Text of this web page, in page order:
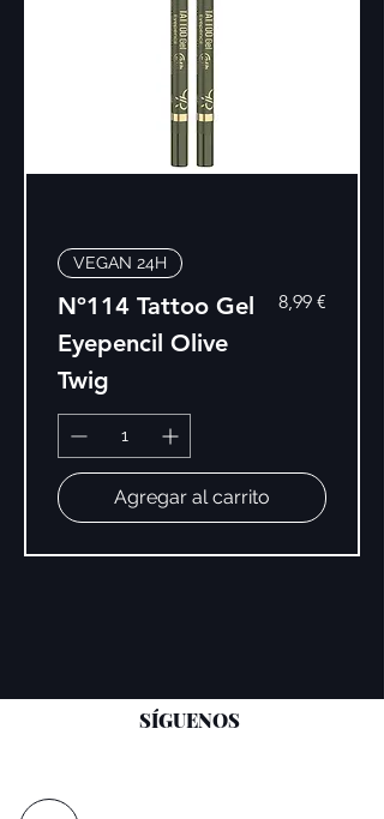
VEGAN 24H
Nº114 Tattoo Gel
Eyepencil Olive
Twig
Precio
8,99 €
Agregar al carrito
SÍGUENOS